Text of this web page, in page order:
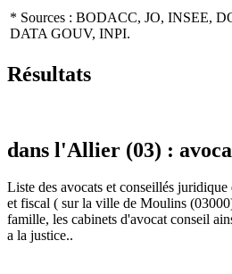
* Sources : BODACC, JO, INSEE,
DATA GOUV, INPI.
Résultats
dans l'Allier (03) :
Liste des avocats et conseillés
et fiscal ( sur la ville de Moulins
famille, les cabinets d'avocat conseil
a la justice..